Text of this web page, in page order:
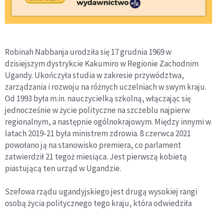
Robinah Nabbanja urodziła się 17 grudnia 1969 w
dzisiejszym dystrykcie Kakumiro w Regionie Zachodnim
Ugandy. Ukończyła studia w zakresie przywództwa,
zarządzania i rozwoju na różnych uczelniach w swym kraju.
Od 1993 była m.in. nauczycielką szkolną, włączając się
jednocześnie w życie polityczne na szczeblu najpierw
regionalnym, a następnie ogólnokrajowym. Między innymi w
latach 2019-21 była ministrem zdrowia. 8 czerwca 2021
powołano ją na stanowisko premiera, co parlament
zatwierdził 21 tegoż miesiąca. Jest pierwszą kobietą
piastującą ten urząd w Ugandzie.
Szefowa rządu ugandyjskiego jest drugą wysokiej rangi
osobą życia politycznego tego kraju, która odwiedziła